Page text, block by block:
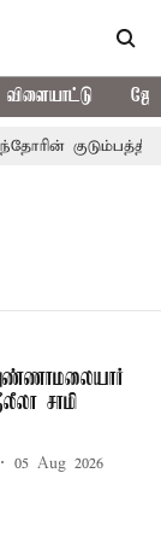
விளையாட்டு
சாமி
05 Aug 2026